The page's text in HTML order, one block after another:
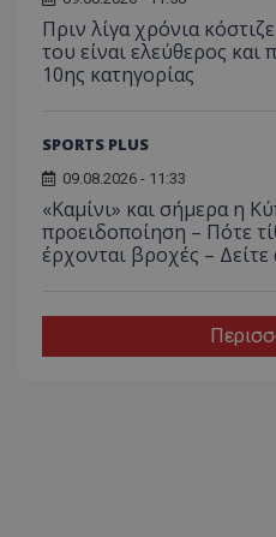
Πριν λίγα χρόνια
του είναι ελεύθερος και
10ης κατηγορίας
SPORTS PLUS
09.08.2026 - 11:33
«Καμίνι» και σήμερα η
προειδοποίηση – Πότε
έρχονται βροχές –